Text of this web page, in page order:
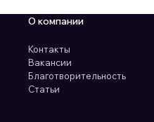
О компании
Контакты
Вакансии
Благотворительность
Статьи